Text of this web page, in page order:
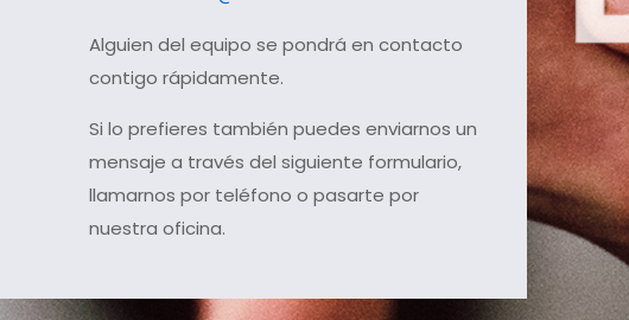
Alguien del equipo se pondrá en contacto
contigo rápidamente.
Si lo prefieres también puedes enviarnos un
mensaje a través del siguiente formulario,
llamarnos por teléfono o pasarte por
nuestra oficina.